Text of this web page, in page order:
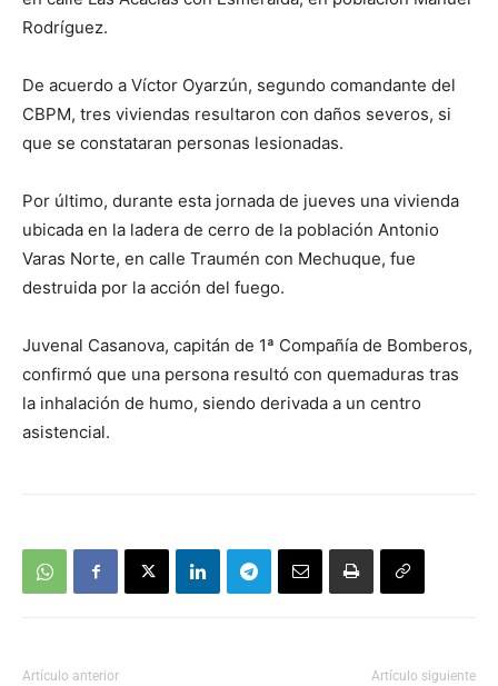
Rodríguez.
De acuerdo a Víctor Oyarzún, segundo comandante del
CBPM, tres viviendas resultaron con daños severos, si
que se constataran personas lesionadas.
Por último, durante esta jornada de jueves una vivienda
ubicada en la ladera de cerro de la población Antonio
Varas Norte, en calle Traumén con Mechuque, fue
destruida por la acción del fuego.
Juvenal Casanova, capitán de 1ª Compañía de Bomberos,
confirmó que una persona resultó con quemaduras tras
la inhalación de humo, siendo derivada a un centro
asistencial.
Artículo anterior Artículo siguiente